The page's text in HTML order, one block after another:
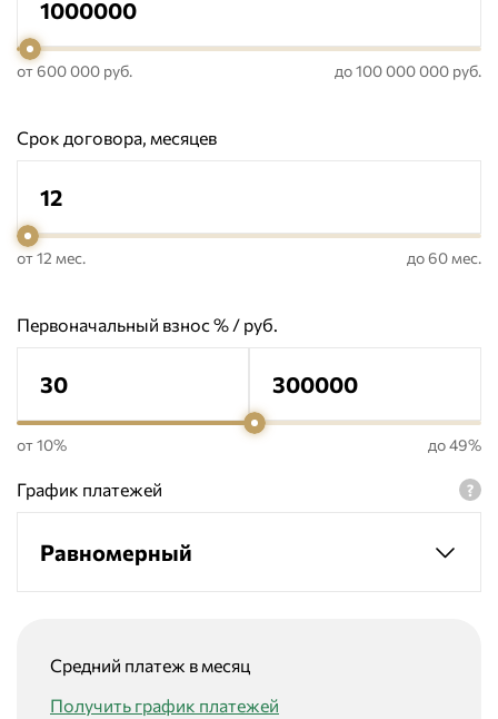
от 600 000 руб. до 100 000 000 руб.
Срок договора, месяцев
от 12 мес. до 60 мес.
Первоначальный взнос % / руб.
от 10% до 49%
График платежей
Равномерный
Средний платеж в месяц
Получить график платежей